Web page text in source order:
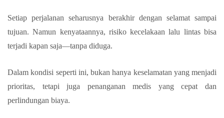
Setiap perjalanan seharusnya berakhir dengan selamat sampai
tujuan. Namun kenyataannya, risiko kecelakaan lalu lintas bisa
terjadi kapan saja—tanpa diduga.
Dalam kondisi seperti ini, bukan hanya keselamatan yang menjadi
prioritas, tetapi juga penanganan medis yang cepat dan
perlindungan biaya.